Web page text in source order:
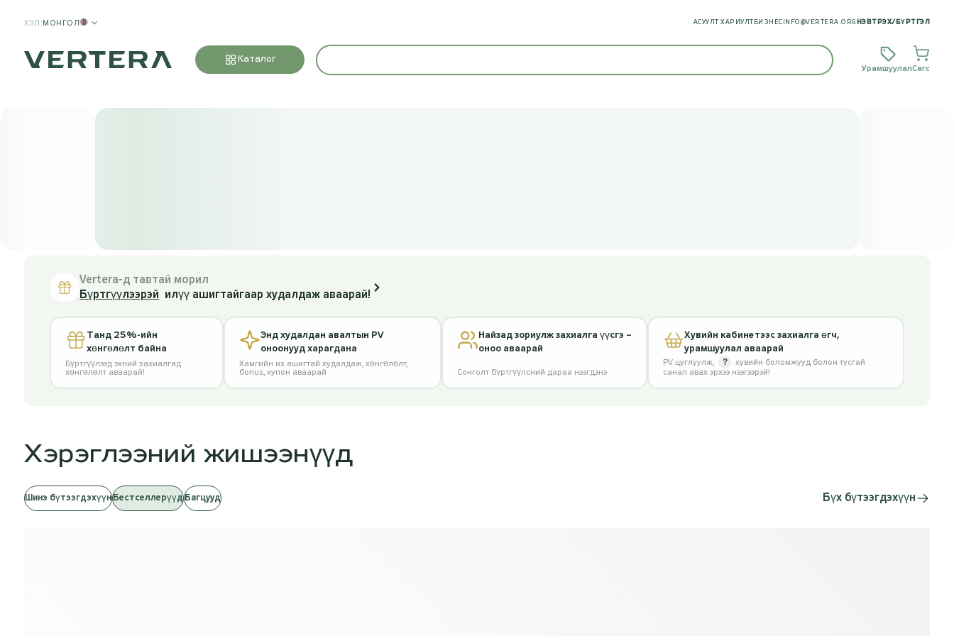
ХЭЛ :МОНГОЛ АСУУЛТ ХАРИУЛТ БИЗНЕС INFO@VERTERA.ORG НЭВТРЭХ/ БҮРТГЭЛ
Каталог
УрамшуулалСагс
Vertera-д тавтай морил
Бүртгүүлээрэй илүү ашигтайгаар худалдаж аваарай!
Танд 25%-ийн
хөнгөлөлт байна
Бүртгүүлээд эхний захиалгад
хөнгөлөлт аваарай!
Энд худалдан авалтын PV
оноонууд харагдана
Хамгийн их ашигтай худалдаж, хөнгөлөлт,
бonus, купон аваарай
Найзад зориулж захиалга үүсгэ –
оноо аваарай
Сонголт бүртгүүлсний дараа нээгдэнэ
Хувийн кабинетээс захиалга өгч,
урамшуулал аваарай
PV цуглуулж, ?
хувийн боломжууд болон тусгай
санал авах эрхээ нээгээрэй!
Хэрэглээний жишээнүүд
Шинэ бүтээгдэхүүнБестселлерүүдБагцууд Бүх бүтээгдэхүүн